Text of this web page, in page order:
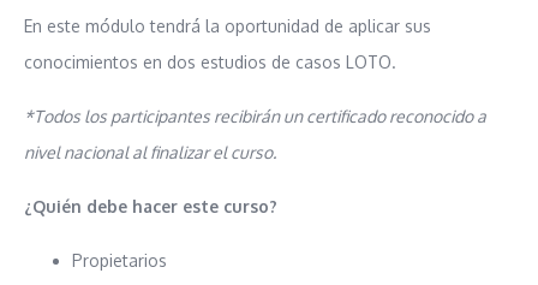
En este módulo tendrá la oportunidad de aplicar sus
conocimientos en dos estudios de casos LOTO.
*Todos los participantes recibirán un certificado reconocido a
nivel nacional al finalizar el curso.
¿Quién debe hacer este curso?
Propietarios